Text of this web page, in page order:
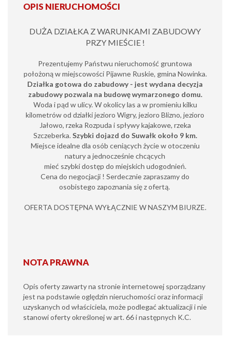
OPIS NIERUCHOMOŚCI
DUŻA DZIAŁKA Z WARUNKAMI ZABUDOWY
PRZY MIEŚCIE !
Prezentujemy Państwu nieruchomość gruntowa
położoną w miejscowości Pijawne Ruskie, gmina Nowinka.
Działka gotowa do zabudowy - jest wydana decyzja
zabudowy pozwala na budowę wymarzonego domu.
Woda i pąd w ulicy. W okolicy las a w promieniu kilku
kilometrów od działki jezioro Wigry, jezioro Blizno, jezioro
Jałowo, rzeka Rozpuda i spływy kajakowe, rzeka
Szczeberka. Szybki dojazd do Suwałk około 9 km.
Miejsce idealne dla osób ceniących życie w otoczeniu
natury a jednocześnie chcących
mieć szybki dostęp do miejskich udogodnień.
Cena do negocjacji ! Serdecznie zapraszamy do
osobistego zapoznania się z ofertą.
OFERTA DOSTĘPNA WYŁĄCZNIE W NASZYM BIURZE.
NOTA PRAWNA
Opis oferty zawarty na stronie internetowej sporządzany
jest na podstawie oględzin nieruchomości oraz informacji
uzyskanych od właściciela, może podlegać aktualizacji i nie
stanowi oferty określonej w art. 66 i następnych K.C.